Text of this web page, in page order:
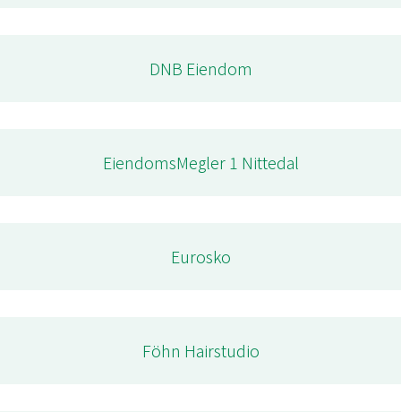
DNB Eiendom
EiendomsMegler 1 Nittedal
Eurosko
Föhn Hairstudio